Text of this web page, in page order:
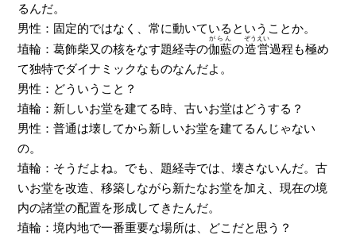
るんだ。
男性：固定的ではなく、常に動いているということか。
埴輪：葛飾柴又の核をなす題経寺の伽藍
がらん
の造営
ぞうえい
過程も極め
て独特でダイナミックなものなんだよ。
男性：どういうこと？
埴輪：新しいお堂を建てる時、古いお堂はどうする？
男性：普通は壊してから新しいお堂を建てるんじゃない
の。
埴輪：そうだよね。でも、題経寺では、壊さないんだ。古
いお堂を改造、移築しながら新たなお堂を加え、現在の境
内の諸堂の配置を形成してきたんだ。
埴輪：境内地で一番重要な場所は、どこだと思う？